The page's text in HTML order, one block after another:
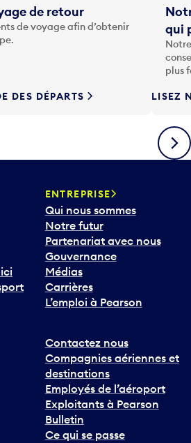
de retour
de voyage afin d’obtenir
DES DÉPARTS
qui
plus
LISEZ
ENTREPRISE
Qui nous sommes
Notre futur
Partenariat avec nous
Gouvernance
Médias
Carrières
L’emploi à Pearson
Contactez nous
Compagnies aériennes et
destinations
Employés de l’aéroport
Exploitants à Pearson
Bulletin
Ce qui se passe